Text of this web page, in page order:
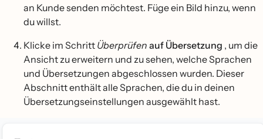
an Kunde senden möchtest. Füge ein Bild hinzu, wenn
du willst.
Klicke im Schritt Überprüfen auf Übersetzung , um die
Ansicht zu erweitern und zu sehen, welche Sprachen
und Übersetzungen abgeschlossen wurden. Dieser
Abschnitt enthält alle Sprachen, die du in deinen
Übersetzungseinstellungen ausgewählt hast.